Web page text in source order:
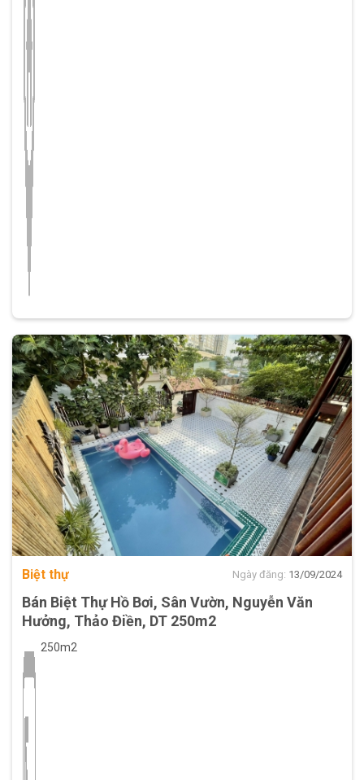
Biệt thự Ngày đăng: 13/09/2024
Bán Biệt Thự Hồ Bơi, Sân Vườn, Nguyễn Văn
Hưởng, Thảo Điền, DT 250m2
250m2